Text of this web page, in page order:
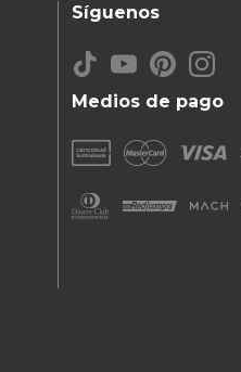
Medios de pago
Síguenos